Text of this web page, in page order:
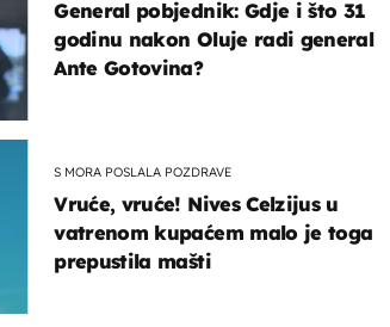
General pobjednik: Gdje i što 31
godinu nakon Oluje radi general
Ante Gotovina?
S MORA POSLALA POZDRAVE
Vruće, vruće! Nives Celzijus u
vatrenom kupaćem malo je toga
prepustila mašti